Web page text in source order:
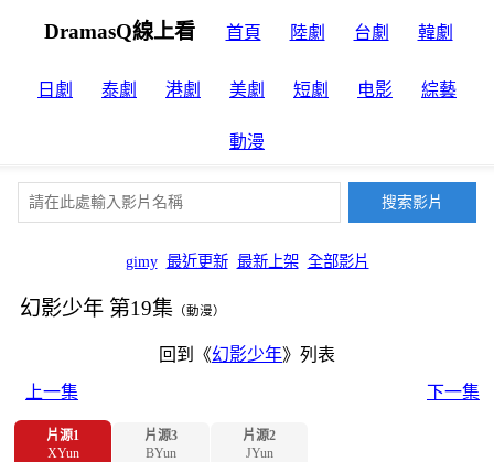
DramasQ線上看 首頁 陸劇 台劇 韓劇
日劇 泰劇 港劇 美劇 短劇 电影 綜藝
動漫
gimy 最近更新 最新上架 全部影片
幻影少年 第19集 （動漫）
回到《幻影少年》列表
上一集
下一集
片源1
XYun
片源3
BYun
片源2
JYun